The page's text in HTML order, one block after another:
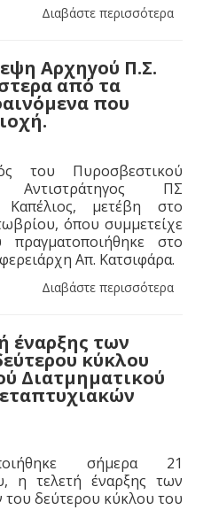
Διαβάστε περισσότερα
Αρχηγού Π.Σ.
από τα
που
του Πυροσβεστικού
Αντιστράτηγος ΠΣ
Καπέλιος, μετέβη στο
όπου συμμετείχε
στο
Απ. Κατσιφάρα.
Διαβάστε περισσότερα
έναρξης των
κύκλου
Διατμηματικού
σήμερα 21
η τελετή έναρξης των
δεύτερου κύκλου του